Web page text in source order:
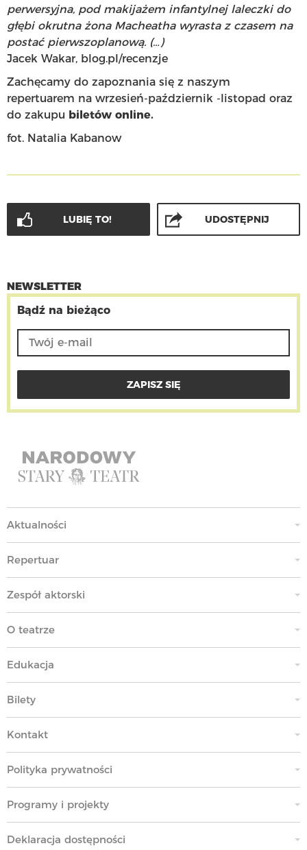
perwersyjna, pod makijażem infantylnej laleczki do
głębi okrutna żona Macheatha wyrasta z czasem na
postać pierwszoplanową. (…)
Jacek Wakar, blog.pl/recenzje
Zachęcamy do zapoznania się z naszym
repertuarem na wrzesień-październik -listopad oraz
do zakupu biletów online.
fot. Natalia Kabanow
LUBIĘ TO! UDOSTĘPNIJ
NEWSLETTER
Bądź na bieżąco
Aktualności
Repertuar
Zespół aktorski
O teatrze
Edukacja
Bilety
Kontakt
Polityka prywatności
Programy i projekty
Deklaracja dostępności